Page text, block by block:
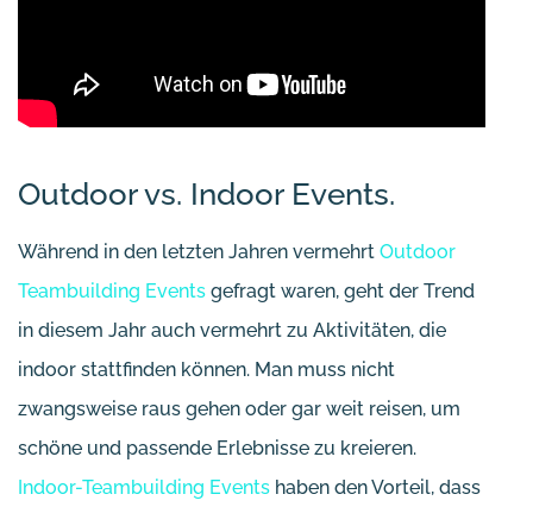
Outdoor vs. Indoor Events.
Während in den letzten Jahren vermehrt Outdoor
Teambuilding Events gefragt waren, geht der Trend
in diesem Jahr auch vermehrt zu Aktivitäten, die
indoor stattfinden können. Man muss nicht
zwangsweise raus gehen oder gar weit reisen, um
schöne und passende Erlebnisse zu kreieren.
Indoor-Teambuilding Events haben den Vorteil, dass